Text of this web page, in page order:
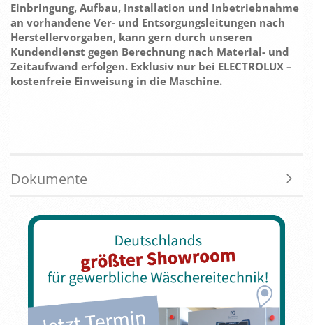
Einbringung, Aufbau, Installation und Inbetriebnahme
an vorhandene Ver- und Entsorgungsleitungen nach
Herstellervorgaben, kann gern durch unseren
Kundendienst gegen Berechnung nach Material- und
Zeitaufwand erfolgen. Exklusiv nur bei ELECTROLUX –
kostenfreie Einweisung in die Maschine.
Dokumente